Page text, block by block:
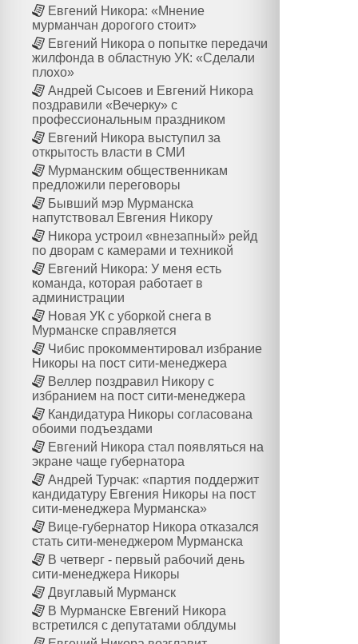
Евгений Никора: «Мнение
мурманчан дорогого стоит»
Евгений Никора о попытке передачи
жилфонда в областную УК: «Сделали
плохо»
Андрей Сысоев и Евгений Никора
поздравили «Вечерку» с
профессиональным праздником
Евгений Никора выступил за
открытость власти в СМИ
Мурманским общественникам
предложили переговоры
Бывший мэр Мурманска
напутствовал Евгения Никору
Никора устроил «внезапный» рейд
по дворам с камерами и техникой
Евгений Никора: У меня есть
команда, которая работает в
администрации
Новая УК с уборкой снега в
Мурманске справляется
Чибис прокомментировал избрание
Никоры на пост сити-менеджера
Веллер поздравил Никору с
избранием на пост сити-менеджера
Кандидатура Никоры согласована
обоими подъездами
Евгений Никора стал появляться на
экране чаще губернатора
Андрей Турчак: «партия поддержит
кандидатуру Евгения Никоры на пост
сити-менеджера Мурманска»
Вице-губернатор Никора отказался
стать сити-менеджером Мурманска
В четверг - первый рабочий день
сити-менеджера Никоры
Двуглавый Мурманск
В Мурманске Евгений Никора
встретился с депутатами облдумы